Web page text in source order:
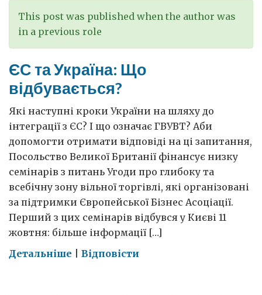
This post was published when the author was
in a previous role
ЄС та Україна: Що
відбувається?
Які наступні кроки України на шляху до
інтеграції з ЄС? І що означає ГВУВТ? Аби
допомогти отримати відповіді на ці запитання,
Посольство Великої Британії фінансує низку
семінарів з питань Угоди про глибоку та
всебічну зону вільної торгівлі, які організовані
за підтримки Європейської Бізнес Асоціації.
Перший з цих семінарів відбувся у Києві 11
жовтня: більше інформації […]
Детальніше onВідповісти